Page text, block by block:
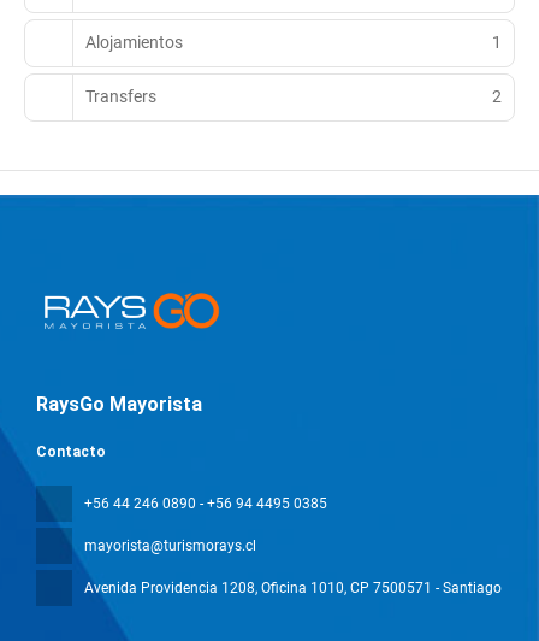
Alojamientos 1
Transfers 2
RaysGo Mayorista
Contacto
+56 44 246 0890 - +56 94 4495 0385
mayorista@turismorays.cl
Avenida Providencia 1208, Oficina 1010, CP 7500571 - Santiago